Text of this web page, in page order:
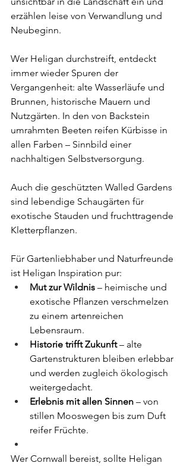
erzählen leise von Verwandlung und
Neubeginn.
Wer Heligan durchstreift, entdeckt
immer wieder Spuren der
Vergangenheit: alte Wasserläufe und
Brunnen, historische Mauern und
Nutzgärten. In den von Backstein
umrahmten Beeten reifen Kürbisse in
allen Farben – Sinnbild einer
nachhaltigen Selbstversorgung.
Auch die geschützten Walled Gardens
sind lebendige Schaugärten für
exotische Stauden und fruchttragende
Kletterpflanzen.
Für Gartenliebhaber und Naturfreunde
ist Heligan Inspiration pur:
Mut zur Wildnis – heimische und
exotische Pflanzen verschmelzen
zu einem artenreichen
Lebensraum.
Historie trifft Zukunft – alte
Gartenstrukturen bleiben erlebbar
und werden zugleich ökologisch
weitergedacht.
Erlebnis mit allen Sinnen – von
stillen Mooswegen bis zum Duft
reifer Früchte.
Wer Cornwall bereist, sollte Heligan